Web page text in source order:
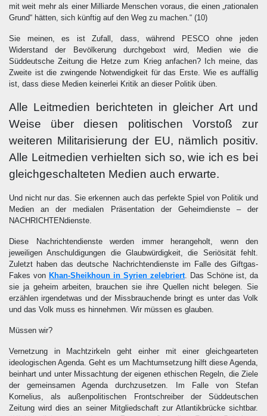
mit weit mehr als einer Milliarde Menschen voraus, die einen „rationalen
Grund“ hätten, sich künftig auf den Weg zu machen.“ (10)
Sie meinen, es ist Zufall, dass, während PESCO ohne jeden
Widerstand der Bevölkerung durchgeboxt wird, Medien wie die
Süddeutsche Zeitung die Hetze zum Krieg anfachen? Ich meine, das
Zweite ist die zwingende Notwendigkeit für das Erste. Wie es auffällig
ist, dass diese Medien keinerlei Kritik an dieser Politik üben.
Alle Leitmedien berichteten in gleicher Art und
Weise über diesen politischen Vorstoß zur
weiteren Militarisierung der EU, nämlich positiv.
Alle Leitmedien verhielten sich so, wie ich es bei
gleichgeschalteten Medien auch erwarte.
Und nicht nur das. Sie erkennen auch das perfekte Spiel von Politik und
Medien an der medialen Präsentation der Geheimdienste – der
NACHRICHTENdienste.
Diese Nachrichtendienste werden immer herangeholt, wenn den
jeweiligen Anschuldigungen die Glaubwürdigkeit, die Seriösität fehlt.
Zuletzt haben das deutsche Nachrichtendienste im Falle des Giftgas-
Fakes von Khan-Sheikhoun in Syrien zelebriert. Das Schöne ist, da
sie ja geheim arbeiten, brauchen sie ihre Quellen nicht belegen. Sie
erzählen irgendetwas und der Missbrauchende bringt es unter das Volk
und das Volk muss es hinnehmen. Wir müssen es glauben.
Müssen wir?
Vernetzung in Machtzirkeln geht einher mit einer gleichgearteten
ideologischen Agenda. Geht es um Machtumsetzung hilft diese Agenda,
beinhart und unter Missachtung der eigenen ethischen Regeln, die Ziele
der gemeinsamen Agenda durchzusetzen. Im Falle von Stefan
Kornelius, als außenpolitischen Frontschreiber der Süddeutschen
Zeitung wird dies an seiner Mitgliedschaft zur Atlantikbrücke sichtbar.